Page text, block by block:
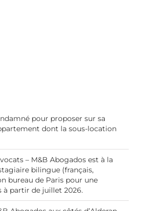
pour proposer sur sa
dont la sous-location
– M&B Abogados est à la
bilingue (français,
bureau de Paris pour une
à partir de juillet 2026.